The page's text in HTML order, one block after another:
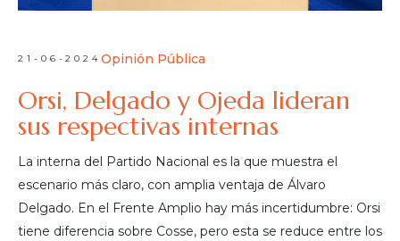
21-06-2024Opinión Pública
Orsi, Delgado y Ojeda lideran
sus respectivas internas
La interna del Partido Nacional es la que muestra el
escenario más claro, con amplia ventaja de Álvaro
Delgado. En el Frente Amplio hay más incertidumbre: Orsi
tiene diferencia sobre Cosse, pero esta se reduce entre los